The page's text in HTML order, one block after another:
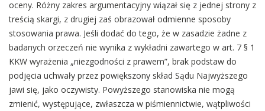
oceny. Różny zakres argumentacyjny wiązał się z jednej strony z
treścią skargi, z drugiej zaś obrazował odmienne sposoby
stosowania prawa. Jeśli dodać do tego, że w zasadzie żadne z
badanych orzeczeń nie wynika z wykładni zawartego w art. 7 § 1
KKW wyrażenia „niezgodności z prawem”, brak podstaw do
podjęcia uchwały przez powiększony skład Sądu Najwyższego
jawi się, jako oczywisty. Powyższego stanowiska nie mogą
zmienić, występujące, zwłaszcza w piśmiennictwie, wątpliwości